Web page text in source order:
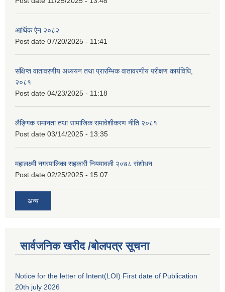
आर्थिक ऐन २०८२
Post date 07/20/2025 - 11:41
संक्षिप्त वातावरणीय अध्ययन तथा प्रारम्भिक वातावरणीय परीक्षण कार्यविधि,
२०८१
Post date 04/23/2025 - 11:18
लैङ्गिक समानता तथा सामाजिक समावेशीकरण नीति २०८१
Post date 03/14/2025 - 13:35
महालक्ष्मी नगरपालिका सहकारी नियमावली २०७८ संशोधन
Post date 02/25/2025 - 15:07
अन्य
सार्वजनिक खरीद /बोलपत्र सूचना
Notice for the letter of Intent(LOI) First date of Publication
20th july 2026